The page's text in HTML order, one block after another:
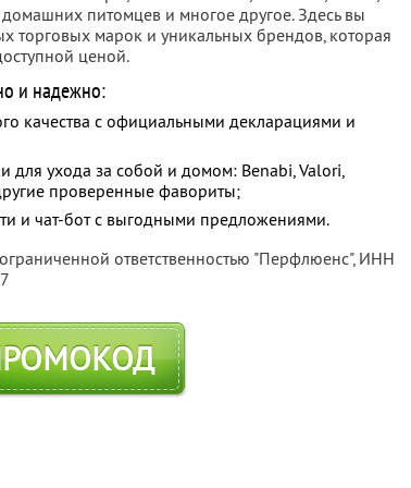
питомцев и многое другое. Здесь вы
торговых марок и уникальных брендов, которая
ценой.
и надежно:
качества с официальными декларациями и
для ухода за собой и домом: Benabi, Valori,
проверенные фавориты;
и чат-бот с выгодными предложениями.
ответственностью "Перфлюенс", ИНН